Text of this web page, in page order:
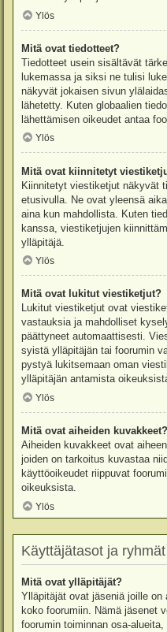
Ylös
Mitä ovat tiedotteet?
Tiedotteet usein sisältävät
lukemassa ja siksi ne tulisi
näkyvät jokaisen sivun
lähetetty. Kuten globaalien
lähettämisen oikeudet antaa
Ylös
Mitä ovat kiinnitetyt
Kiinnitetyt viestiketjut näkyvät
etusivulla. Ne ovat yleensä
aina kun mahdollista. Kuten
kanssa, viestiketjujen
ylläpitäjä.
Ylös
Mitä ovat lukitut viestiketjut?
Lukitut viestiketjut ovat
vastauksia ja mahdolliset
päättyneet automaattisesti.
syistä ylläpitäjän tai foorumin
pystyä lukitsemaan oman
ylläpitäjän antamista
Ylös
Mitä ovat aiheiden kuvakkeet?
Aiheiden kuvakkeet ovat
joiden on tarkoitus kuvastaa
käyttöoikeudet riippuvat
oikeuksista.
Ylös
Käyttäjätasot ja ryhmät
Mitä ovat ylläpitäjät?
Ylläpitäjät ovat jäseniä joille on
koko foorumiin. Nämä jäsenet
foorumin toiminnan osa-